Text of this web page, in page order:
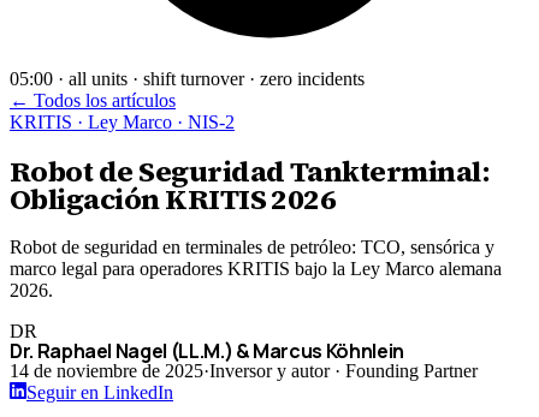
05:00 · all units · shift turnover · zero incidents
← Todos los artículos
KRITIS · Ley Marco · NIS-2
Robot de Seguridad Tankterminal:
Obligación KRITIS 2026
Robot de seguridad en terminales de petróleo: TCO, sensórica y
marco legal para operadores KRITIS bajo la Ley Marco alemana
2026.
DR
Dr. Raphael Nagel (LL.M.) & Marcus Köhnlein
14 de noviembre de 2025·Inversor y autor · Founding Partner
Seguir en LinkedIn